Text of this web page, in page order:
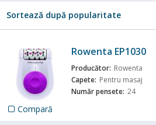
Sortează după popularitate
Compară
Rowenta EP1030
Producător: Rowenta
Capete: Pentru masaj
Număr pensete: 24